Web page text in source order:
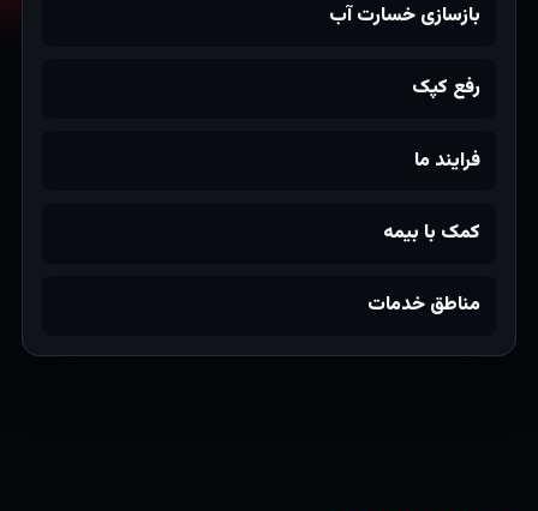
بازسازی خسارت آب
رفع کپک
فرایند ما
کمک با بیمه
مناطق خدمات